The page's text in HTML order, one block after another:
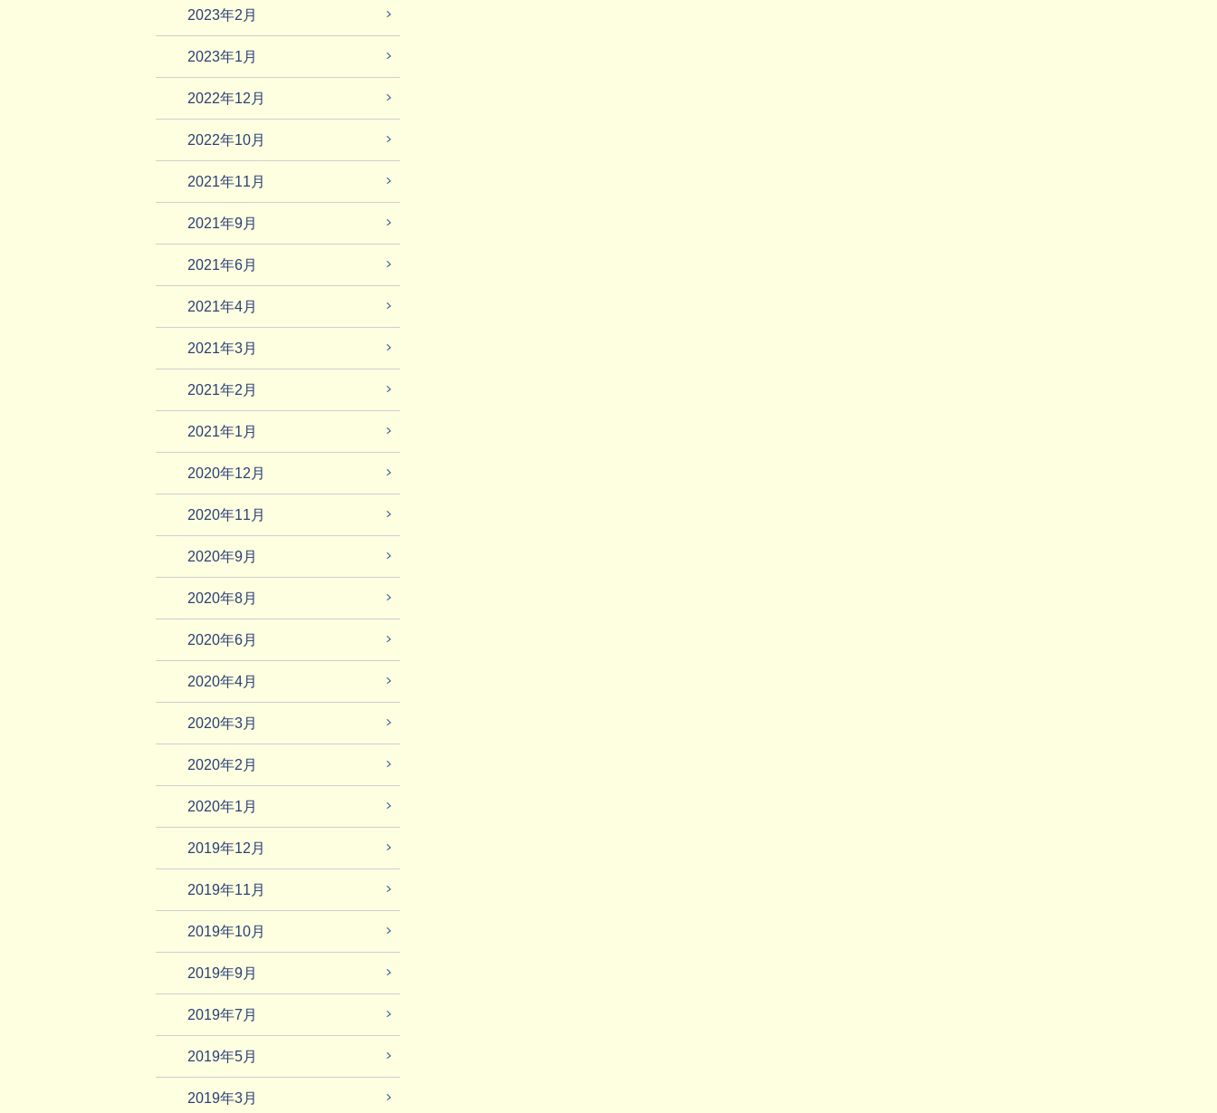
2023年2月
2023年1月
2022年12月
2022年10月
2021年11月
2021年9月
2021年6月
2021年4月
2021年3月
2021年2月
2021年1月
2020年12月
2020年11月
2020年9月
2020年8月
2020年6月
2020年4月
2020年3月
2020年2月
2020年1月
2019年12月
2019年11月
2019年10月
2019年9月
2019年7月
2019年5月
2019年3月